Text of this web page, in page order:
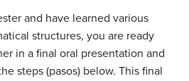
and have learned various
structures, you are ready
in a final oral presentation and
steps (pasos) below. This final